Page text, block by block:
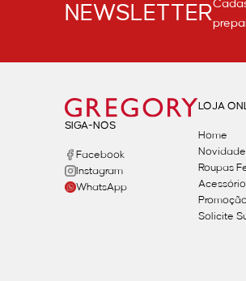
NEWSLETTER
SIGA-NOS
Facebook
Instagram
WhatsApp
LOJA
Home
Roupas
Promoção
Solicite